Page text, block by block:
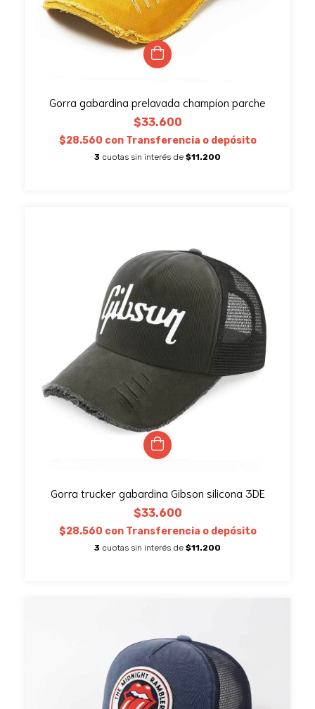
Gorra gabardina prelavada champion parche
$33.600
$28.560 con Transferencia o depósito
3 cuotas sin interés de $11.200
Gorra trucker gabardina Gibson silicona 3DE
$33.600
$28.560 con Transferencia o depósito
3 cuotas sin interés de $11.200